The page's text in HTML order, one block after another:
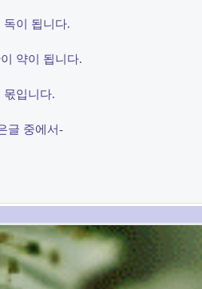
독이 됩니다.
약이 됩니다.
몫입니다.
글 중에서-